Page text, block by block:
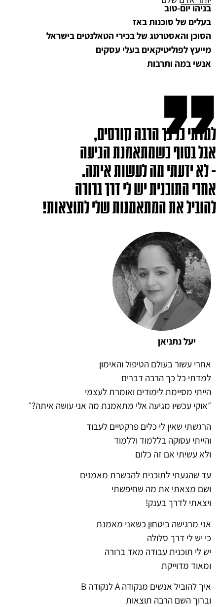
בניהו יום-טוב
בעלים של סוכנות באז
הסוכן והאסטרטג של בכירי הטאלנטים בישראל
מייעץ לפוליטיקאים בעלי עסקים
אנשי במה ותרבות
למדתי כל כך הרבה קורסים,
אבל בסוף כשמתאמנת הגיעה
- לא ידעתי מה לעשות איתה.
אחרי התוכנית יש לי דרך ברורה
להוביל את המתאמנות שלי לתוצאות!
יעל נתניאן
אחרי עשור בעולם הטיפול והאימון
למדתי כל כך הרבה דברים
הייתי מסיימת לימודים ואומרת לעצמי
״אוקי עכשיו מגיעה אלי מתאמנת מה אני עושה איתה?״
הרגשתי שאין לי כלים פרקטיים לעבוד
והייתי עסוקה בללמוד וללמוד
ולא עשיתי אם זה כלום
עד שהגעתי לתוכנית להכשרת מאמנים
ושם מצאתי את מה שחיפשתי
ויצאתי לדרך בענק!
אני מרגישה ביטחון כשאני מאמנת
כי יש לי דרך סלולה
יש לי תוכנית עבודה מאד ברורה
ומאוד מדוייקת
איך להוביל אנשים מנקודה A לנקודה B
וברוך השם הרבה תוצאות